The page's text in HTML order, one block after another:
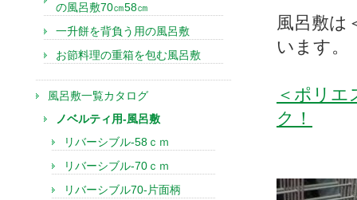
風呂敷は
います。
＜ポリエ
ク！
の風呂敷70㎝58㎝
一升餅を背負う用の風呂敷
お節料理の重箱を包む風呂敷
風呂敷一覧カタログ
ノベルティ用-風呂敷
リバーシブル-58ｃｍ
リバーシブル-70ｃｍ
リバーシブル70-片面柄